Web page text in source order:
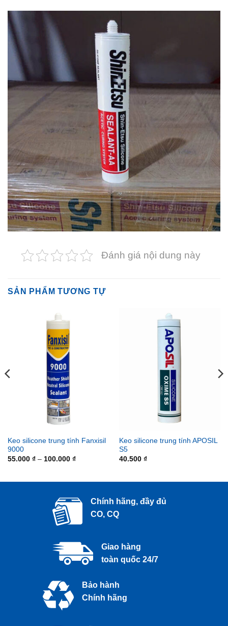
Đánh giá nội dung này
SẢN PHẨM TƯƠNG TỰ
Keo silicone trung tính Fanxisil
9000
55.000 ₫ – 100.000 ₫Khoảng
Keo silicone trung tính APOSIL
S5
40.500 ₫
Chính hãng, đầy đủ
CO, CQ
Giao hàng
toàn quốc 24/7
Bảo hành
Chính hãng